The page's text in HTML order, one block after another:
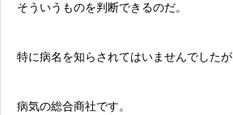
そういうものを判断できるのだ。
特に病名を知らされてはいませんでしたが
病気の総合商社です。